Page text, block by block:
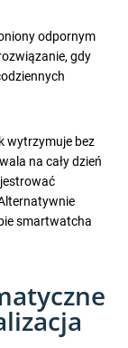
odpornym
gdy
wytrzymuje bez
na cały dzień
smartwatcha